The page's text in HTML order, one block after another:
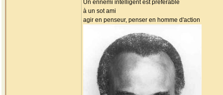
Un ennemi intelligent est préférable
à un sot ami
agir en penseur, penser en homme d'action